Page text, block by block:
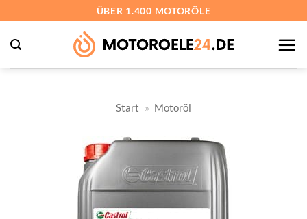
springen
ÜBER 1.400 MOTORÖLE
Start » Motoröl